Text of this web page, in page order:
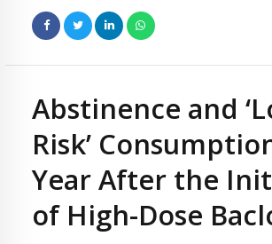
Abstinence and
Risk’
Year After the
of High-Dose